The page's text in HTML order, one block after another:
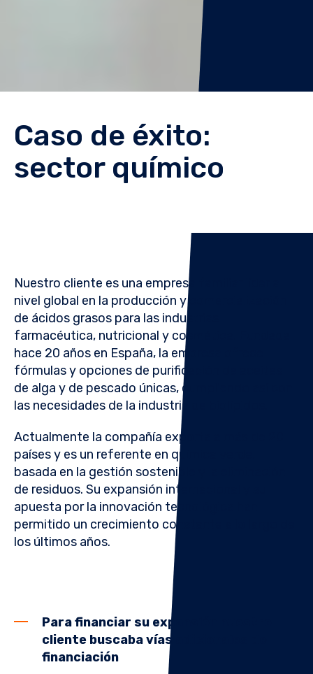
Caso de éxito:
sector químico
Nuestro cliente es una empresa familiar líder a
nivel global en la producción y comercialización
de ácidos grasos para las industrias
farmacéutica, nutricional y cosmética. Fundada
hace 20 años en España, la empresa ofrece
fórmulas y opciones de purificación de aceites
de alga y de pescado únicas, cumpliendo así con
las necesidades de la industria de biolípidos.
Actualmente la compañía exporta a más de 20
países y es un referente en química verde,
basada en la gestión sostenible y la eliminación
de residuos. Su expansión internacional y su
apuesta por la innovación tecnológica han
permitido un crecimiento constante a lo largo de
los últimos años.
Para financiar su expansión nuestro
cliente buscaba vías adicionales de
financiación